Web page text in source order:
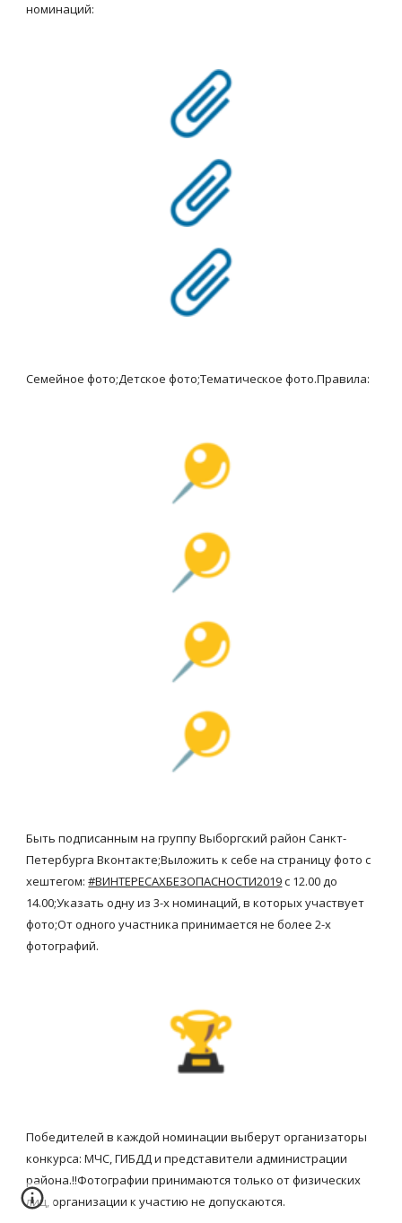
номинаций:
Семейное фото;Детское фото;Тематическое фото.Правила:
Быть подписанным на группу Выборгский район Санкт-
Петербурга Вконтакте;Выложить к себе на страницу фото с
хештегом: #ВИНТЕРЕСАХБЕЗОПАСНОСТИ2019 с 12.00 до
14.00;Указать одну из 3-х номинаций, в которых участвует
фото;От одного участника принимается не более 2-х
фотографий.
Победителей в каждой номинации выберут организаторы
конкурса: МЧС, ГИБДД и представители администрации
района.‼Фотографии принимаются только от физических
лиц, организации к участию не допускаются.